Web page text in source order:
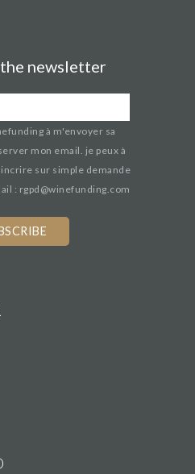
newsletter
à m'envoyer sa
mon email. je peux à
sur simple demande
: rgpd@winefunding.com